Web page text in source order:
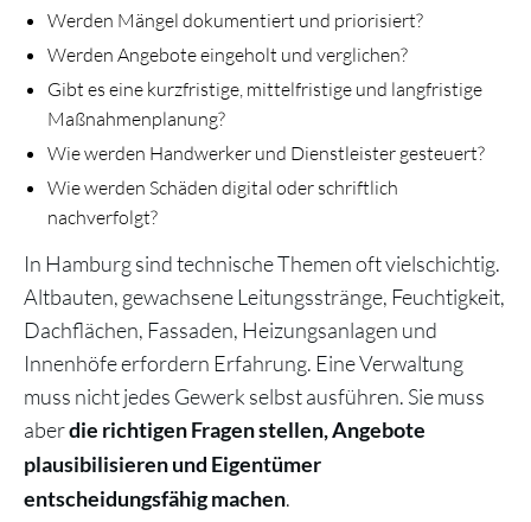
Werden Mängel dokumentiert und priorisiert?
Werden Angebote eingeholt und verglichen?
Gibt es eine kurzfristige, mittelfristige und langfristige
Maßnahmenplanung?
Wie werden Handwerker und Dienstleister gesteuert?
Wie werden Schäden digital oder schriftlich
nachverfolgt?
In Hamburg sind technische Themen oft vielschichtig.
Altbauten, gewachsene Leitungsstränge, Feuchtigkeit,
Dachflächen, Fassaden, Heizungsanlagen und
Innenhöfe erfordern Erfahrung. Eine Verwaltung
muss nicht jedes Gewerk selbst ausführen. Sie muss
aberdie richtigen Fragen stellen, Angebote
plausibilisieren und Eigentümer
entscheidungsfähig machen.